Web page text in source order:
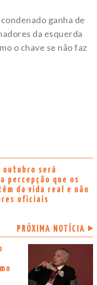
ganha de
da esquerda
o chave se não faz
outubro será
percepção que os
da vida real e não
oficiais
PRÓXIMA NOTÍCIA